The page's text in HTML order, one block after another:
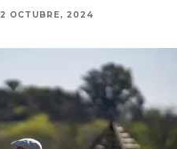
OCTUBRE, 2024